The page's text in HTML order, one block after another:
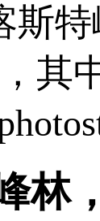
斯
其
林